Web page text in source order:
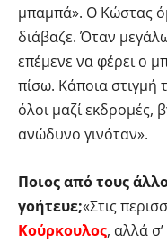
μπαμπά». Ο Κώστας
διάβαζε. Όταν
επέμενε να φέρει ο
πίσω. Κάποια στιγμή
όλοι μαζί εκδρομές,
ανώδυνο γινόταν».
Ποιος από τους
γοήτευε;«Στις
Κούρκουλος, αλλά